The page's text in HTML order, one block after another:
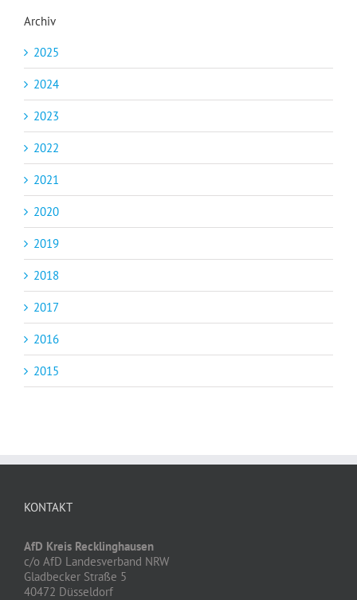
Archiv
2025
2024
2023
2022
2021
2020
2019
2018
2017
2016
2015
KONTAKT
AfD Kreis Recklinghausen
c/o AfD Landesverband NRW
Gladbecker Straße 5
40472 Düsseldorf